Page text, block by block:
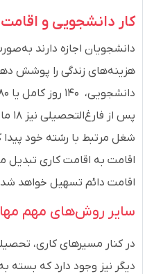
کار دانشجویی و
دانشجویان اجازه دارند
هزینه‌های زندگی را پوشش
دانشجویی، ۱۴۰ روز کامل یا ۲۸۰ نیم‌روز در سال است (
پس
شغل مرتبط با رشته خود پیدا
اقامت به اقامت کاری
اقامت دائم تسهیل خواهد
سایر روش‌های مهم
در کنار مسیرهای کاری،
دیگر نیز وجود دارد که بسته